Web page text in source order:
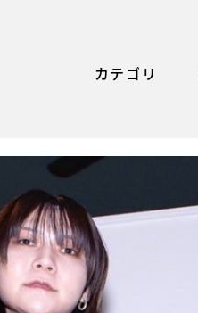
カテゴリ